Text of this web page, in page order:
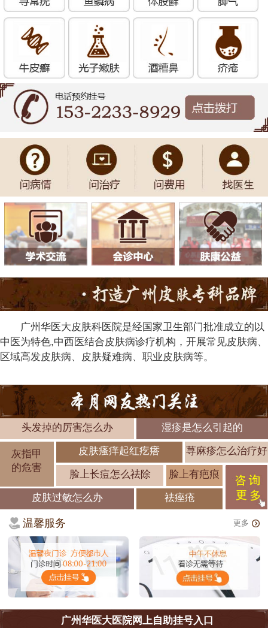
广州华医大皮肤科医院是经国家卫生部门批准成立的以
中医为特色,中西医结合皮肤病诊疗机构，开展常见皮肤病、
区域高发皮肤病、皮肤疑难病、职业皮肤病等。
头发掉的厉害怎么办 湿疹是怎么引起的
灰指甲
的危害
皮肤瘙痒起红疙瘩 荨麻疹怎么治疗好
脸上长痘怎么祛除 脸上有疤痕
皮肤过敏怎么办 祛痤疮
温馨服务 更多
广州华医大医院网上自助挂号入口